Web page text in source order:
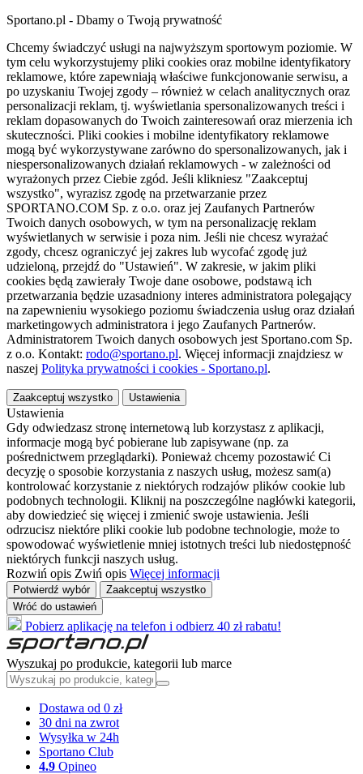
Sportano.pl - Dbamy o Twoją prywatność
Chcemy świadczyć usługi na najwyższym sportowym poziomie. W
tym celu wykorzystujemy pliki cookies oraz mobilne identyfikatory
reklamowe, które zapewniają właściwe funkcjonowanie serwisu, a
po uzyskaniu Twojej zgody – również w celach analitycznych oraz
personalizacji reklam, tj. wyświetlania spersonalizowanych treści i
reklam dopasowanych do Twoich zainteresowań oraz mierzenia ich
skuteczności. Pliki cookies i mobilne identyfikatory reklamowe
mogą być wykorzystywane zarówno do spersonalizowanych, jak i
niespersonalizowanych działań reklamowych - w zależności od
wyrażonych przez Ciebie zgód. Jeśli klikniesz "Zaakceptuj
wszystko", wyrazisz zgodę na przetwarzanie przez
SPORTANO.COM Sp. z o.o. oraz jej Zaufanych Partnerów
Twoich danych osobowych, w tym na personalizację reklam
wyświetlanych w serwisie i poza nim. Jeśli nie chcesz wyrażać
zgody, chcesz ograniczyć jej zakres lub wycofać zgodę już
udzieloną, przejdź do "Ustawień". W zakresie, w jakim pliki
cookies będą zawierały Twoje dane osobowe, podstawą ich
przetwarzania będzie uzasadniony interes administratora polegający
na zapewnieniu wysokiego poziomu świadczenia usług oraz działań
marketingowych administratora i jego Zaufanych Partnerów.
Administratorem Twoich danych osobowych jest Sportano.com Sp.
z o.o. Kontakt: rodo@sportano.pl. Więcej informacji znajdziesz w
naszej Polityka prywatności i cookies - Sportano.pl.
Zaakceptuj wszystko Ustawienia
Ustawienia
Gdy odwiedzasz stronę internetową lub korzystasz z aplikacji,
informacje mogą być pobierane lub zapisywane (np. za
pośrednictwem przeglądarki). Ponieważ chcemy pozostawić Ci
decyzję o sposobie korzystania z naszych usług, możesz sam(a)
kontrolować korzystanie z niektórych rodzajów plików cookie lub
podobnych technologii. Kliknij na poszczególne nagłówki kategorii,
aby dowiedzieć się więcej i zmienić swoje ustawienia. Jeśli
odrzucisz niektóre pliki cookie lub podobne technologie, może to
spowodować wyświetlenie mniej istotnych treści lub niedostępność
niektórych funkcji naszych usług.
Rozwiń opis Zwiń opis Więcej informacji
Potwierdź wybór
Zaakceptuj wszystko
Wróć do ustawień
Pobierz aplikację na telefon i odbierz 40 zł rabatu!
Wyszukaj po produkcie, kategorii lub marce
Dostawa od 0 zł
30 dni na zwrot
Wysyłka w 24h
Sportano Club
4.9 Opineo